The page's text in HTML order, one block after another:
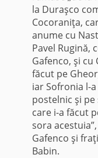
la Duraşco
Cocoraniţa,
anume cu
Pavel Rugină,
Gafenco, şi cu
făcut pe
iar Sofronia l-
postelnic şi pe
care i-a făcut
sora
Gafenco şi
Babin.